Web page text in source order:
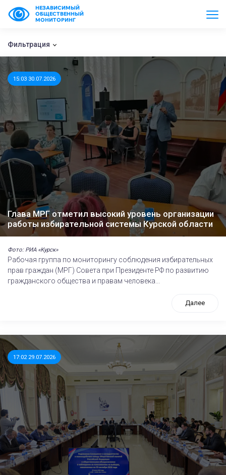
НЕЗАВИСИМЫЙ
ОБЩЕСТВЕННЫЙ
МОНИТОРИНГ
Фильтрация
15:03 30.07.2026
Глава МРГ отметил высокий уровень организации
работы избирательной системы Курской области
Фото: РИА «Курск»
Рабочая группа по мониторингу соблюдения избирательных
прав граждан (МРГ) Совета при Президенте РФ по развитию
гражданского общества и правам человека...
Далее
17:02 29.07.2026